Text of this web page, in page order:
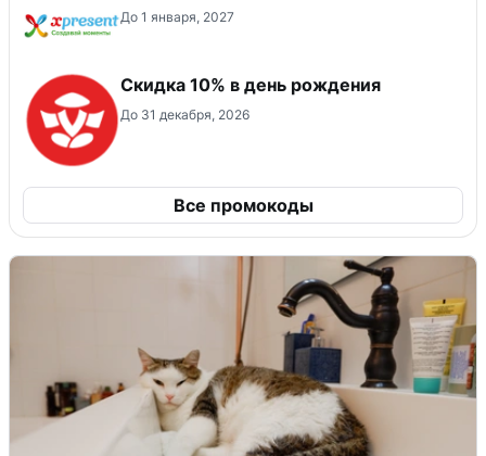
До 1 января, 2027
Скидка 10% в день рождения
До 31 декабря, 2026
Все промокоды